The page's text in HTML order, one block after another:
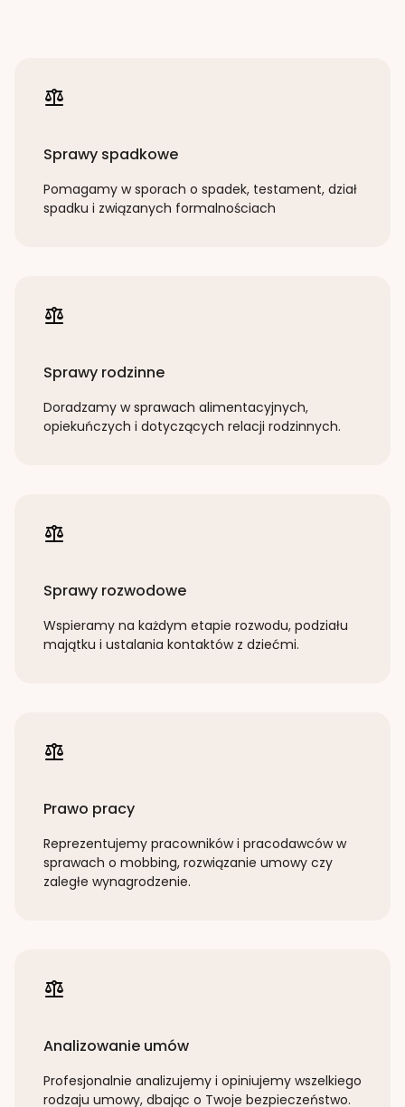
Sprawy spadkowe
Pomagamy w sporach o spadek, testament, dział
spadku i związanych formalnościach
Sprawy rodzinne
Doradzamy w sprawach alimentacyjnych,
opiekuńczych i dotyczących relacji rodzinnych.
Sprawy rozwodowe
Wspieramy na każdym etapie rozwodu, podziału
majątku i ustalania kontaktów z dziećmi.
Prawo pracy
Reprezentujemy pracowników i pracodawców w
sprawach o mobbing, rozwiązanie umowy czy
zaległe wynagrodzenie.
Analizowanie umów
Profesjonalnie analizujemy i opiniujemy wszelkiego
rodzaju umowy, dbając o Twoje bezpieczeństwo.